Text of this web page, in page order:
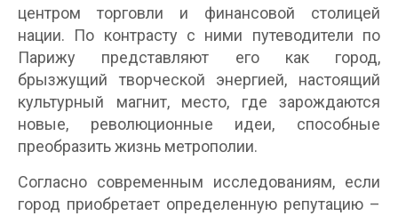
центром торговли и финансовой столицей
нации. По контрасту с ними путеводители по
Парижу представляют его как город,
брызжущий творческой энергией, настоящий
культурный магнит, место, где зарождаются
новые, революционные идеи, способные
преобразить жизнь метрополии.
Согласно современным исследованиям, если
город приобретает определенную репутацию –